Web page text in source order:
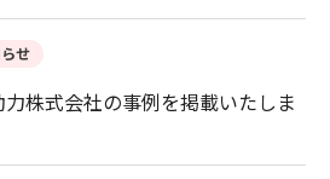
せ
力株式会社の事例を掲載いたしま